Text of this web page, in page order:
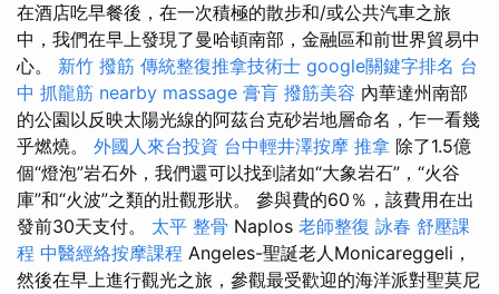
在酒店吃早餐後，在一次積極的散步和/或公共汽車之旅
中，我們在早上發現了曼哈頓南部，金融區和前世界貿易中
心。 新竹 撥筋 傳統整復推拿技術士 google關鍵字排名 台
中 抓龍筋 nearby massage 膏肓 撥筋美容 內華達州南部
的公園以反映太陽光線的阿茲台克砂岩地層命名，乍一看幾
乎燃燒。 外國人來台投資 台中輕井澤按摩 推拿 除了1.5億
個“燈泡”岩石外，我們還可以找到諸如“大象岩石”，“火谷
庫”和“火波”之類的壯觀形狀。 參與費的60％，該費用在出
發前30天支付。 太平 整骨 Naplos 老師整復 詠春 舒壓課
程 中醫經絡按摩課程 Angeles-聖誕老人Monicareggeli，
然後在早上進行觀光之旅，參觀最受歡迎的海洋派對聖莫尼